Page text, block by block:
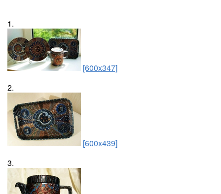
1.
[600x347]
2.
[600x439]
3.